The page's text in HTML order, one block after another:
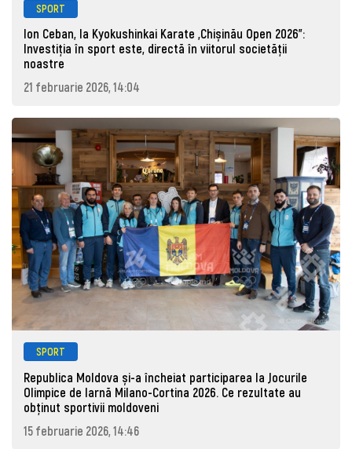
SPORT
Ion Ceban, la Kyokushinkai Karate „Chișinău Open 2026”:
Investiția în sport este, directă în viitorul societății
noastre
21 februarie 2026, 14:04
SPORT
Republica Moldova și-a încheiat participarea la Jocurile
Olimpice de Iarnă Milano-Cortina 2026. Ce rezultate au
obținut sportivii moldoveni
15 februarie 2026, 14:46